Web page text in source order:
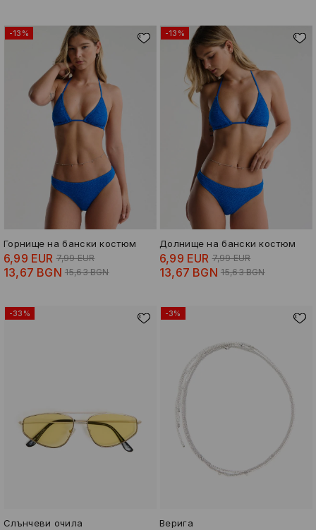
-13%
Горнище на бански костюм
6,99 EUR 7,99 EUR
13,67 BGN 15,63 BGN
-13%
Долнище на бански костюм
6,99 EUR 7,99 EUR
13,67 BGN 15,63 BGN
-33%
Слънчеви очила
-3%
Верига